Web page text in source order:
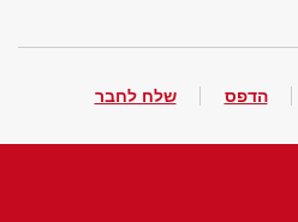
הדפס שלח לחבר